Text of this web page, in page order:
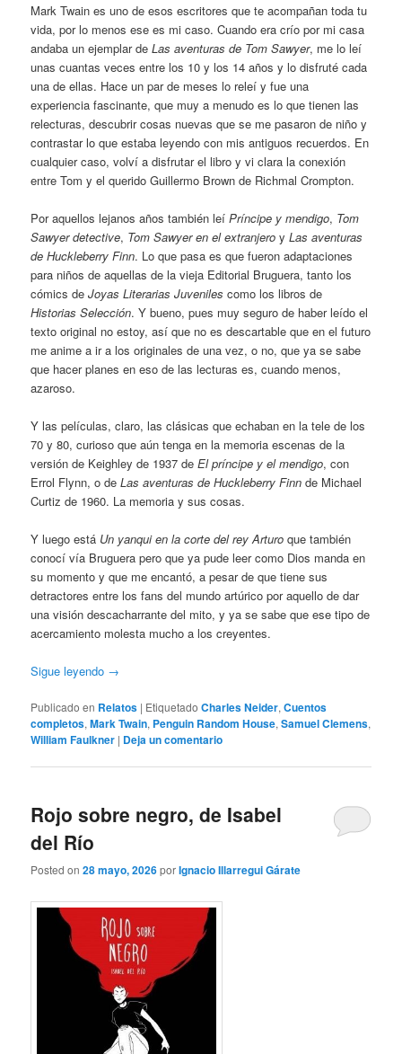
Mark Twain es uno de esos escritores que te acompañan toda tu
vida, por lo menos ese es mi caso. Cuando era crío por mi casa
andaba un ejemplar deLas aventuras de Tom Sawyer, me lo leí
unas cuantas veces entre los 10 y los 14 años y lo disfruté cada
una de ellas. Hace un par de meses lo releí y fue una
experiencia fascinante, que muy a menudo es lo que tienen las
relecturas, descubrir cosas nuevas que se me pasaron de niño y
contrastar lo que estaba leyendo con mis antiguos recuerdos. En
cualquier caso, volví a disfrutar el libro y vi clara la conexión
entre Tom y el querido Guillermo Brown de Richmal Crompton.
Por aquellos lejanos años también leíPríncipe y mendigo, Tom
Sawyer detective, Tom Sawyer en el extranjero yLas aventuras
de Huckleberry Finn. Lo que pasa es que fueron adaptaciones
para niños de aquellas de la vieja Editorial Bruguera, tanto los
cómics deJoyas Literarias Juveniles como los libros de
Historias Selección. Y bueno, pues muy seguro de haber leído el
texto original no estoy, así que no es descartable que en el futuro
me anime a ir a los originales de una vez, o no, que ya se sabe
que hacer planes en eso de las lecturas es, cuando menos,
azaroso.
Y las películas, claro, las clásicas que echaban en la tele de los
70 y 80, curioso que aún tenga en la memoria escenas de la
versión de Keighley de 1937 deEl príncipe y el mendigo, con
Errol Flynn, o deLas aventuras de Huckleberry Finn de Michael
Curtiz de 1960. La memoria y sus cosas.
Y luego está Un yanqui en la corte del rey Arturo que también
conocí vía Bruguera pero que ya pude leer como Dios manda en
su momento y que me encantó, a pesar de que tiene sus
detractores entre los fans del mundo artúrico por aquello de dar
una visión descacharrante del mito, y ya se sabe que ese tipo de
acercamiento molesta mucho a los creyentes.
Sigue leyendo →
Publicado en Relatos | Etiquetado Charles Neider,Cuentos
completos,Mark Twain, Penguin Random House,Samuel Clemens,
William Faulkner | Deja un comentario
Rojo sobre negro, de Isabel
del Río
Posted on28 mayo, 2026porIgnacio Illarregui Gárate